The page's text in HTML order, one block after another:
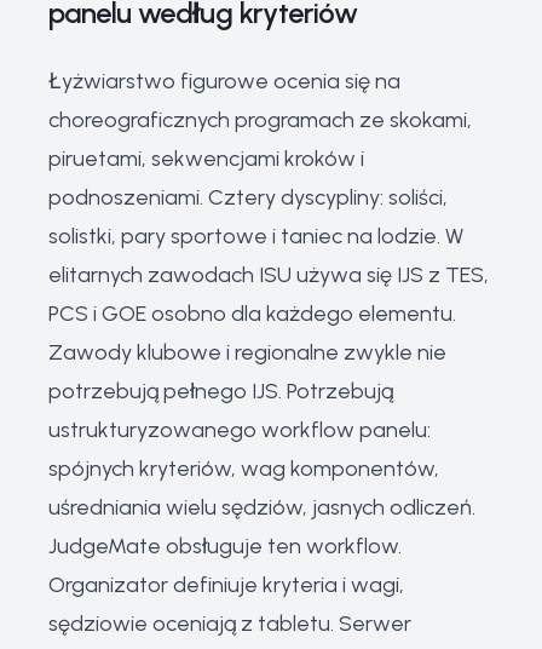
panelu według kryteriów
Łyżwiarstwo figurowe ocenia się na
choreograficznych programach ze skokami,
piruetami, sekwencjami kroków i
podnoszeniami. Cztery dyscypliny: soliści,
solistki, pary sportowe i taniec na lodzie. W
elitarnych zawodach ISU używa się IJS z TES,
PCS i GOE osobno dla każdego elementu.
Zawody klubowe i regionalne zwykle nie
potrzebują pełnego IJS. Potrzebują
ustrukturyzowanego workflow panelu:
spójnych kryteriów, wag komponentów,
uśredniania wielu sędziów, jasnych odliczeń.
JudgeMate obsługuje ten workflow.
Organizator definiuje kryteria i wagi,
sędziowie oceniają z tabletu. Serwer